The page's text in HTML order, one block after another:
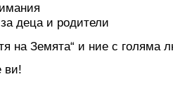
деца и родители
на Земята“ и ние с голяма
ви!